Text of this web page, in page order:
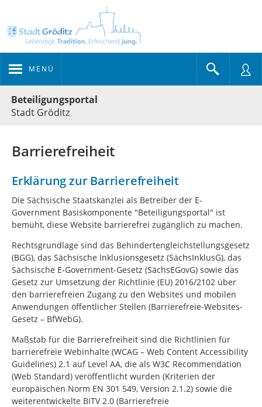
MENÜ
Beteiligungsportal
Stadt Gröditz
Barrierefreiheit
Erklärung zur Barrierefreiheit
Die Sächsische Staatskanzlei als Betreiber der E-
Government Basiskomponente "Beteiligungsportal" ist
bemüht, diese Website barrierefrei zugänglich zu machen.
Rechtsgrundlage sind das Behindertengleichstellungsgesetz
(BGG), das Sächsische Inklusionsgesetz (SächsInklusG), das
Sächsische E-Government-Gesetz (SächsEGovG) sowie das
Gesetz zur Umsetzung der Richtlinie (EU) 2016/2102 über
den barrierefreien Zugang zu den Websites und mobilen
Anwendungen öffentlicher Stellen (Barrierefreie-Websites-
Gesetz – BfWebG).
Maßstab für die Barrierefreiheit sind die Richtlinien für
barrierefreie Webinhalte (WCAG – Web Content Accessibility
Guidelines) 2.1 auf Level AA, die als W3C Recommendation
(Web Standard) veröffentlicht wurden (Kriterien der
europäischen Norm EN 301 549, Version 2.1.2) sowie die
weiterentwickelte BITV 2.0 (Barrierefreie